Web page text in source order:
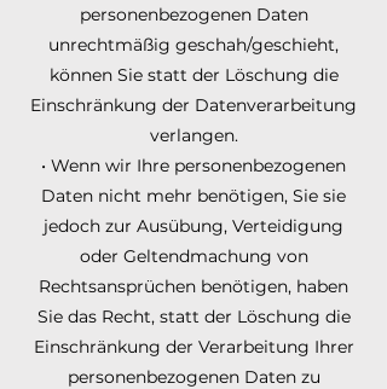
personenbezogenen Daten
unrechtmäßig geschah/geschieht,
können Sie statt der Löschung die
Einschränkung der Datenverarbeitung
verlangen.
• Wenn wir Ihre personenbezogenen
Daten nicht mehr benötigen, Sie sie
jedoch zur Ausübung, Verteidigung
oder Geltendmachung von
Rechtsansprüchen benötigen, haben
Sie das Recht, statt der Löschung die
Einschränkung der Verarbeitung Ihrer
personenbezogenen Daten zu